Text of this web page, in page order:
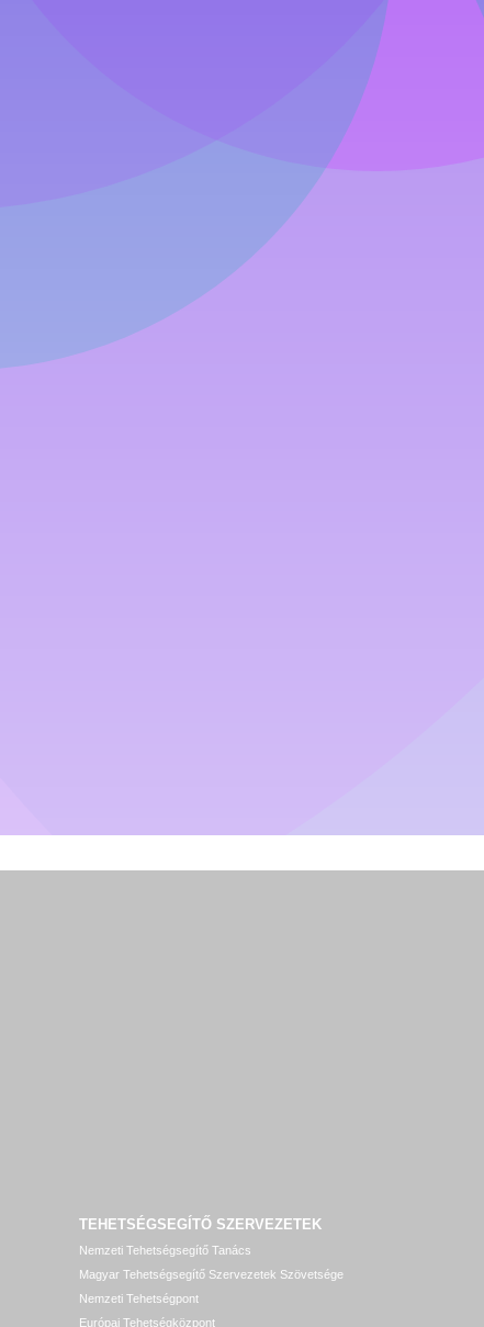
TEHETSÉGSEGÍTŐ SZERVEZETEK
Nemzeti Tehetségsegítő Tanács
Magyar Tehetségsegítő Szervezetek Szövetsége
Nemzeti Tehetségpont
Európai Tehetségközpont